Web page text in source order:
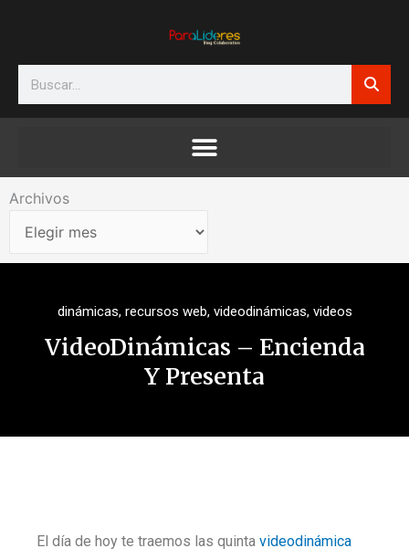
Search
Archivos
Archivos
dinámicas, recursos web, videodinámicas, videos
VideoDinámicas – Encienda
Y Presenta
El día de hoy te traemos las quinta videodinámica